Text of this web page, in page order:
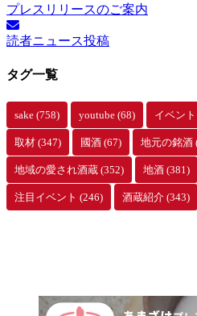
プレスリリースのご案内
読者ニュース投稿
タグ一覧
sake (758) youtube (68) イベント
取材 (347) 國酒 (67) 地元の銘酒
地域の愛され酒蔵 (352) 地酒 (381)
注目イベント (246) 酒蔵紹介 (343)